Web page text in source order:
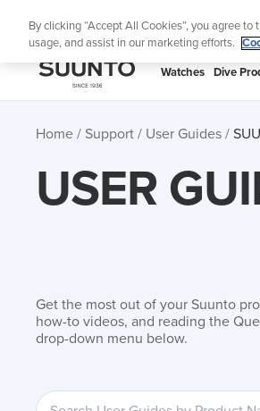
SUUNTO
Watches Dive
Home Support User Guides
USER
Get the most out of your Suunto
how-to videos, and reading the
drop-down menu below.
By clicking “Accept All Cookies”, you agree
usage, and assist in our marketing efforts.